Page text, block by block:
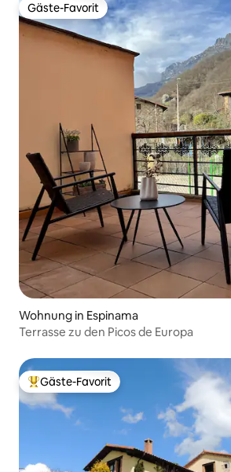
Gäste-Favorit
Gäste-Favorit
Wohnung in Espinama
Terrasse zu den Picos de Europa
Beliebter Gäste-Favorit.
Gäste-Favorit